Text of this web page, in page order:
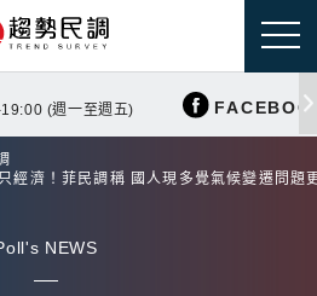
(週一至週五)
經濟！菲民調稱 國人現多覺氣候變遷問題
NEWS